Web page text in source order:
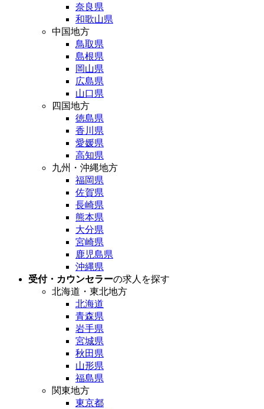
奈良県
和歌山県
中国地方
鳥取県
島根県
岡山県
広島県
山口県
四国地方
徳島県
香川県
愛媛県
高知県
九州・沖縄地方
福岡県
佐賀県
長崎県
熊本県
大分県
宮崎県
鹿児島県
沖縄県
受付・カウンセラーの求人を探す
北海道・東北地方
北海道
青森県
岩手県
宮城県
秋田県
山形県
福島県
関東地方
東京都